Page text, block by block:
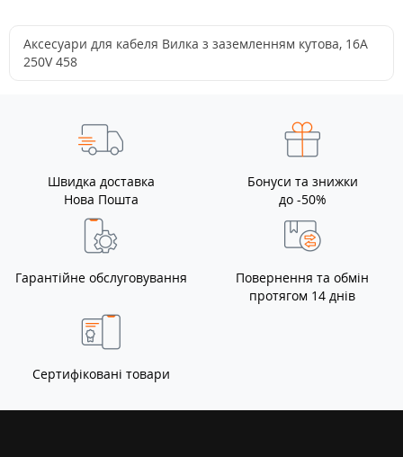
Аксесуари для кабеля Вилка з заземленням кутова, 16A
250V 458
Швидка доставка
Нова Пошта
Бонуси та знижки
до -50%
Гарантійне обслуговування
Повернення та обмін
протягом 14 днів
Сертифіковані товари